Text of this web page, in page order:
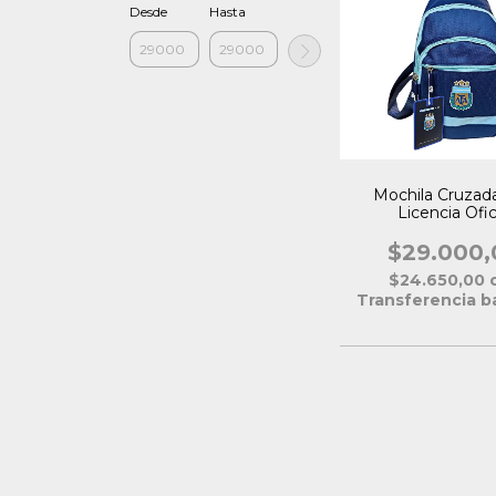
Desde Hasta
Mochila
Licencia
$24.650,00
Transferencia